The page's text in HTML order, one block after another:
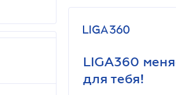
LIGA360
для тебя!